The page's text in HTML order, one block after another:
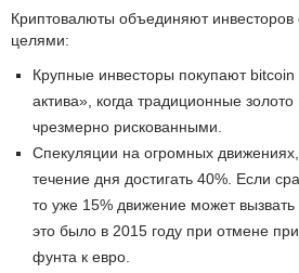
Криптовалюты объединяют
целями:
Крупные инвесторы покупают bitcoin
актива», когда традиционные
чрезмерно рискованными.
Спекуляции на огромных
течение дня достигать 40%. Если
то уже 15% движение может вызвать
это было в 2015 году при отмене
фунта к евро.